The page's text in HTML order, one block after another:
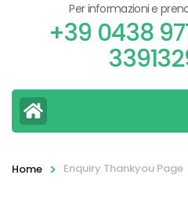
Per informazioni e
+39 0438
Home > Enquiry Thankyou Page